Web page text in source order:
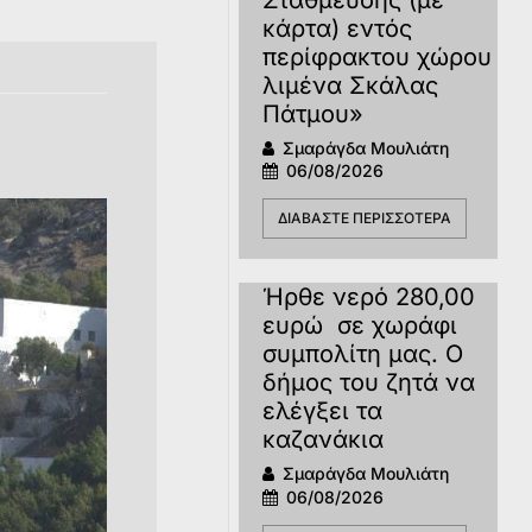
κάρτα) εντός
περίφρακτου χώρου
λιμένα Σκάλας
Πάτμου»
Σμαράγδα Μουλιάτη
06/08/2026
ΔΙΑΒΆΣΤΕ ΠΕΡΙΣΣΌΤΕΡΑ
Ήρθε νερό 280,00
ευρώ σε χωράφι
συμπολίτη μας. Ο
δήμος του ζητά να
ελέγξει τα
καζανάκια
Σμαράγδα Μουλιάτη
06/08/2026